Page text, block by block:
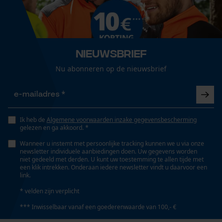
1040.0 mm
Technische specificaties
Automatische kettingsmering
Eigenschap
flexibel, ruimtebesparend
Versnipperfunctie
Nee
Fasewisselaar
Nee
Nieuwsbrief
Nu abonneren op de nieuwsbrief
Ik heb de Algemene voorwaarden inzake gegevensbescherming
gelezen en ga akkoord. *
Wanneer u instemt met persoonlijke tracking kunnen we u via onze
newsletter individuele aanbiedingen doen. Uw gegevens worden
niet gedeeld met derden. U kunt uw toestemming te allen tijde met
een klik intrekken. Onderaan iedere newsletter vindt u daarvoor een
link.
* velden zijn verplicht
*** Inwisselbaar vanaf een goederenwaarde van 100,- €
Loop54 Personalization
Gepersonaliseerde homepage
Opgeslagen winkelwagen
Persoonlijke begroeting
Marketing Cookies
Google Global Site Tag